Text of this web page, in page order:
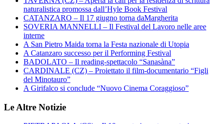
naturalistica promossa dall’Hyle Book Festival
CATANZARO – Il 17 giugno torna daMargherita
SOVERIA MANNELLI – Il Festival del Lavoro nelle aree
interne
A San Pietro Maida torna la Festa nazionale di Utopia
A Catanzaro successo per il Performing Festival
BADOLATO – Il reading-spettacolo “Sanasàna”
CARDINALE (CZ) – Proiettato il film-documentario “Figli
del Minotauro”
A Girifalco si conclude “Nuovo Cinema Coraggioso”
Le Altre Notizie